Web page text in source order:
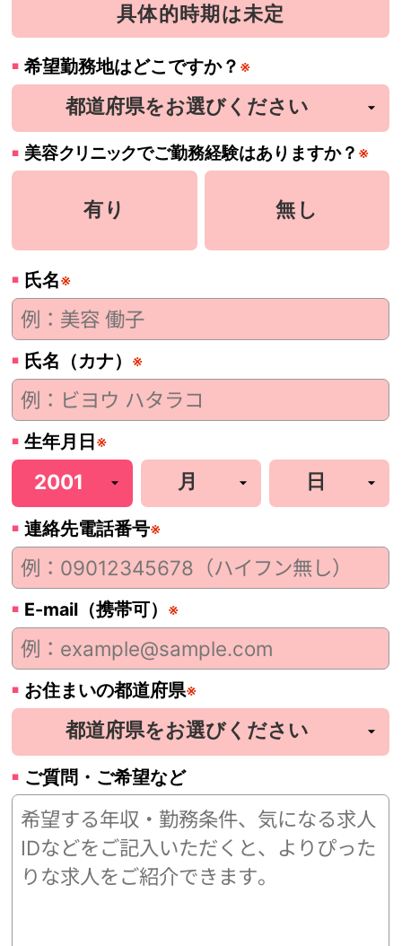
具体的時期は未定
希望勤務地はどこですか？ ※
美容クリニックでご勤務経験はありますか？ ※
有り 無し
氏名※
氏名（カナ） ※
生年月日 ※
連絡先電話番号※
E-mail（携帯可） ※
お住まいの都道府県※
ご質問・ご希望など